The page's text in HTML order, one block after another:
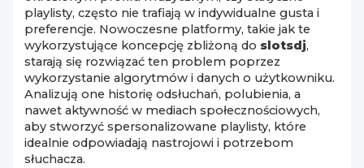
playlisty, często nie trafiają w indywidualne gusta i
preferencje. Nowoczesne platformy, takie jak te
wykorzystujące koncepcję zbliżoną do slotsdj,
starają się rozwiązać ten problem poprzez
wykorzystanie algorytmów i danych o użytkowniku.
Analizują one historię odsłuchań, polubienia, a
nawet aktywność w mediach społecznościowych,
aby stworzyć spersonalizowane playlisty, które
idealnie odpowiadają nastrojowi i potrzebom
słuchacza.